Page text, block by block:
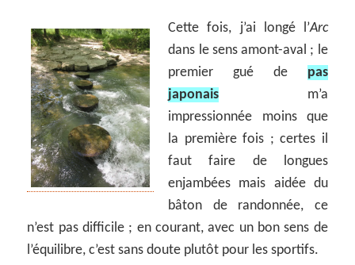
Cette fois, j’ai longé l’Arc
dans le sens amont-aval ; le
premier gué de pas
japonais m’a
impressionnée moins que
la première fois ; certes il
faut faire de longues
enjambées mais aidée du
bâton de randonnée, ce
n’est pas difficile ; en courant, avec un bon sens de
l’équilibre, c’est sans doute plutôt pour les sportifs.